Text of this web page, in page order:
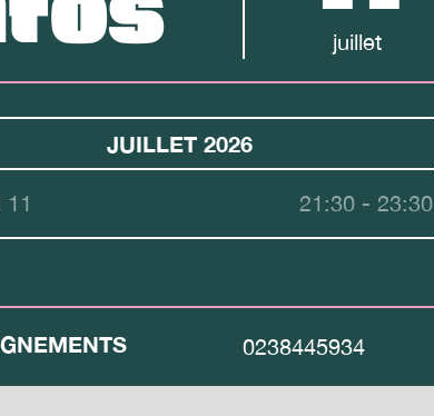
juillet
JUILLET 2026
21:30 - 23:30
0238445934